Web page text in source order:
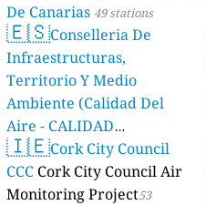
De Canarias 49 stations
🇪🇸Conselleria De
Infraestructuras,
Territorio Y Medio
Ambiente (Calidad Del
Aire - CALIDAD
AMBIENTAL) 23 stations
🇮🇪Cork City Council
CCC Cork City Council Air
Monitoring Project53